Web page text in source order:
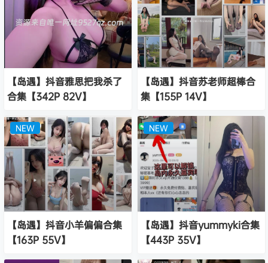
【岛遇】抖音雅思把我杀了
合集【342P 82V】
【岛遇】抖音苏老师超棒合
集【155P 14V】
【岛遇】抖音小羊偏偏合集
【163P 55V】
NEW
【岛遇】抖音yummyki合集
【443P 35V】
NEW